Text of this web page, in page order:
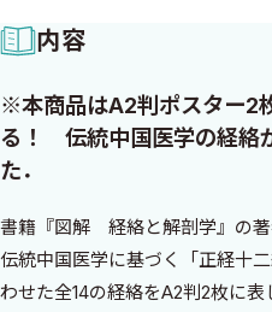
内容
※本商品はA2判ポスター2
る！ 伝統中国医学の経絡
た．
書籍『図解 経絡と解剖学』の
伝統中国医学に基づく「正経十
わせた全14の経絡をA2判2枚に